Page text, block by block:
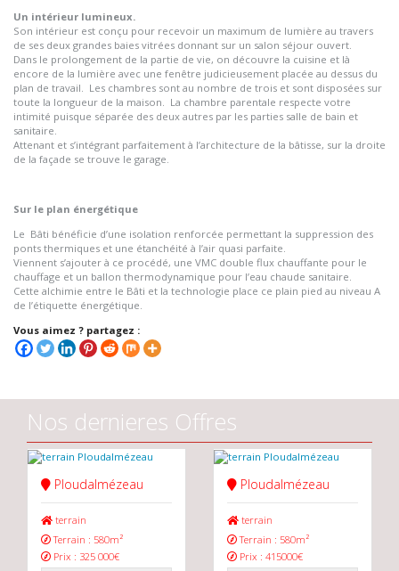
Un intérieur lumineux.
Son intérieur est conçu pour recevoir un maximum de lumière au travers
de ses deux grandes baies vitrées donnant sur un salon séjour ouvert.
Dans le prolongement de la partie de vie, on découvre la cuisine et là
encore de la lumière avec une fenêtre judicieusement placée au dessus du
plan de travail. Les chambres sont au nombre de trois et sont disposées sur
toute la longueur de la maison. La chambre parentale respecte votre
intimité puisque séparée des deux autres par les parties salle de bain et
sanitaire.
Attenant et s’intégrant parfaitement à l’architecture de la bâtisse, sur la droite
de la façade se trouve le garage.
Sur le plan énergétique
Le Bâti bénéficie d’une isolation renforcée permettant la suppression des
ponts thermiques et une étanchéité à l’air quasi parfaite.
Viennent s’ajouter à ce procédé, une VMC double flux chauffante pour le
chauffage et un ballon thermodynamique pour l’eau chaude sanitaire.
Cette alchimie entre le Bâti et la technologie place ce plain pied au niveau A
de l’étiquette énergétique.
Vous aimez ? partagez :
Nos dernieres Offres
Ploudalmézeau
terrain
Terrain : 580m²
Prix : 325 000€
Ploudalmézeau
terrain
Terrain : 580m²
Prix : 415000€